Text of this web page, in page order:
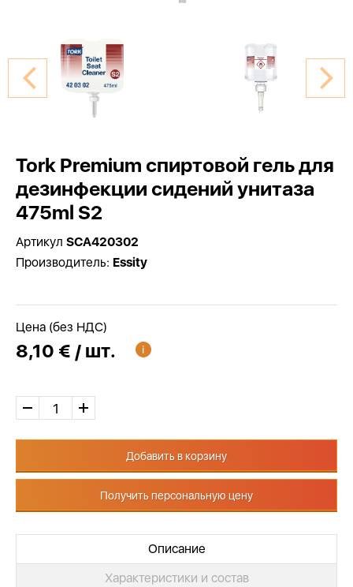
Tork Premium спиртовой гель для
дезинфекции сидений унитаза
475ml S2
Артикул SCA420302
Производитель: Essity
Цена (без НДС)
8,10 € / шт.
Добавить в корзину
Получить персональную цену
Описание
Характеристики и состав